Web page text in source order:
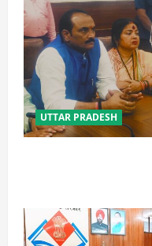
UTTAR PRADESH